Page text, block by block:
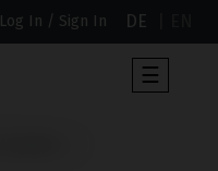
Log In / Sign In DE
der
☰